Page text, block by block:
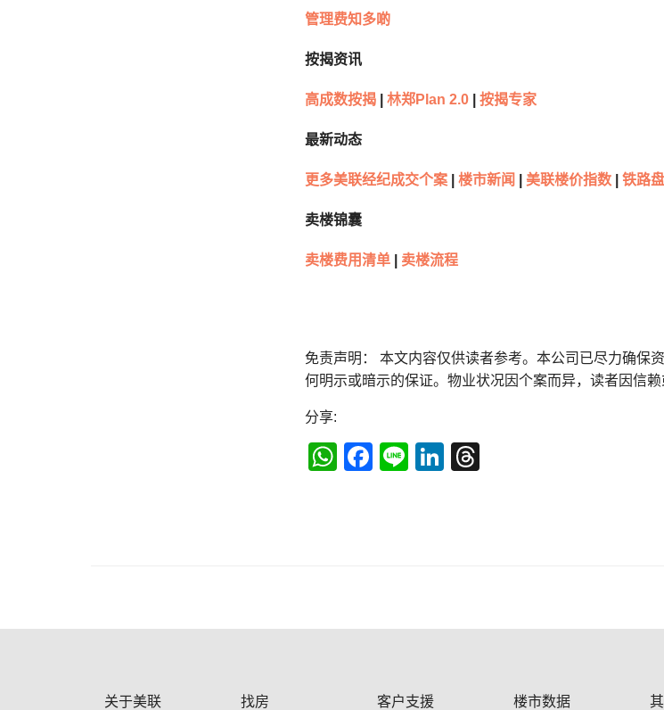
管理费知多啲
按揭资讯
高成数按揭 林郑Plan 2.0 按揭专家
最新动态
更多美联经纪成交个案 楼市新闻 美联楼价指数 铁路
卖楼锦囊
卖楼费用清单 卖楼流程
免责声明： 本文内容仅供读者参考。本公司已尽力确保
何明示或暗示的保证。物业状况因个案而异，读者因信
分享:
WhatsApp
Facebook
LineLinkedIn
关于美联 找房 客户支援 楼市数据